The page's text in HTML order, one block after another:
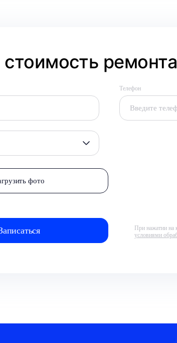
Телефон
фото
При нажатии на
условиями